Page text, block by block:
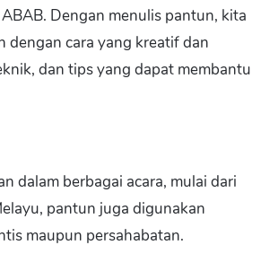
Dengan menulis pantun, kita
dengan cara yang kreatif dan
dan tips yang dapat membantu
dalam berbagai acara, mulai dari
pantun juga digunakan
maupun persahabatan.